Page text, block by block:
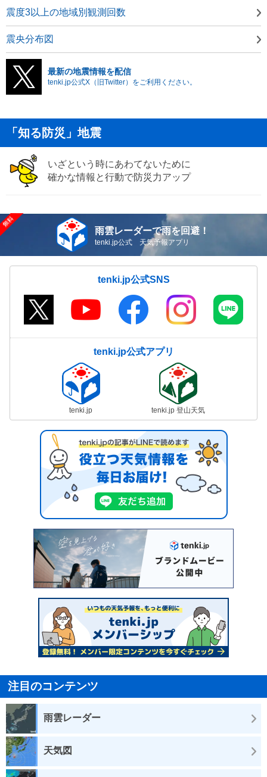
震度3以上の地域別観測回数
震央分布図
最新の地震情報を配信
tenki.jp公式X（旧Twitter）をご利用ください。
「知る防災」地震
いざという時にあわてないために
確かな情報と行動で防災力アップ
雨雲レーダーで雨を回避！
tenki.jp公式 天気予報アプリ
tenki.jp公式SNS
tenki.jp公式アプリ
tenki.jp tenki.jp 登山天気
注目のコンテンツ
雨雲レーダー
天気図